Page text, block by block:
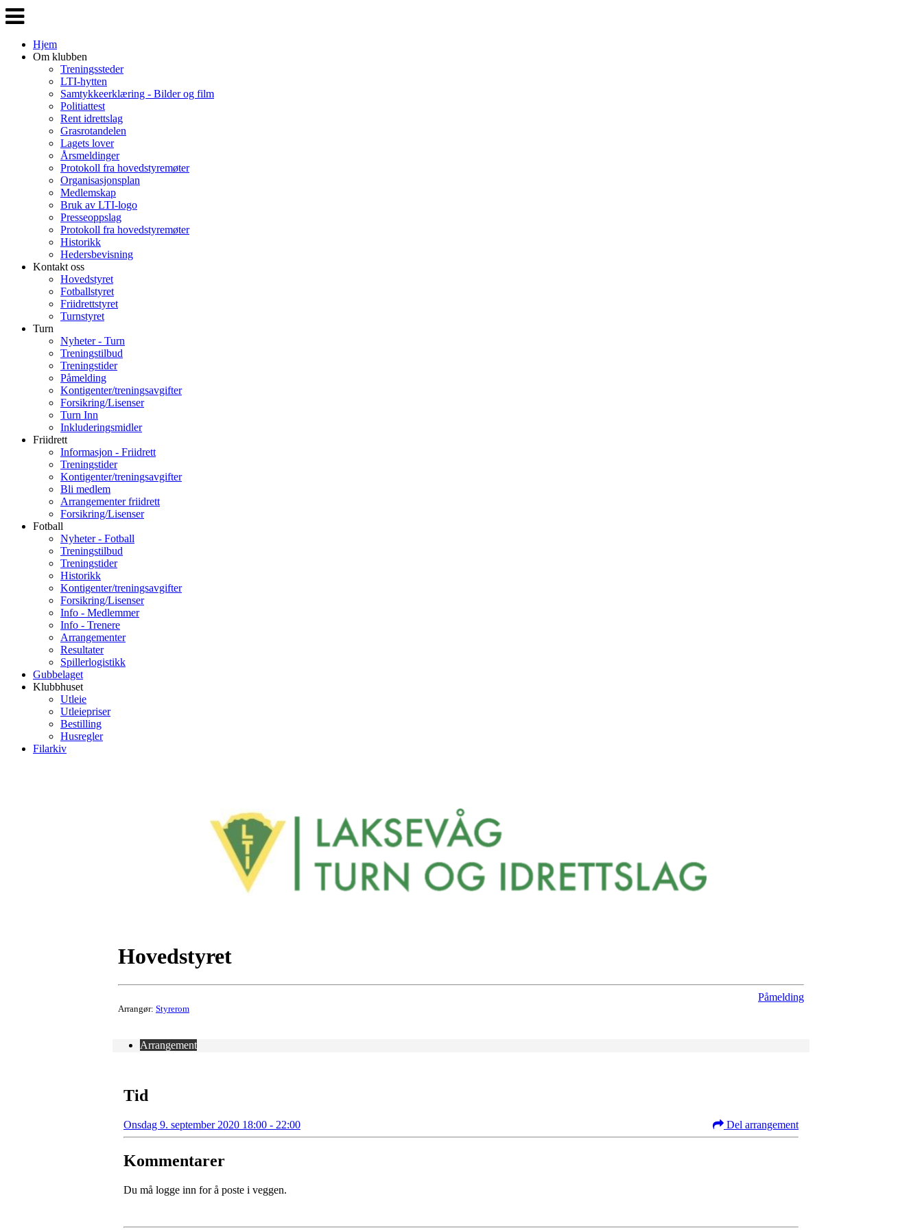
Veksle
navigasjon
Hjem
Om klubben
Treningssteder
LTI-hytten
Samtykkeerklæring - Bilder og film
Politiattest
Rent idrettslag
Grasrotandelen
Lagets lover
Årsmeldinger
Protokoll fra hovedstyremøter
Organisasjonsplan
Medlemskap
Bruk av LTI-logo
Presseoppslag
Protokoll fra hovedstyremøter
Historikk
Hedersbevisning
Kontakt oss
Hovedstyret
Fotballstyret
Friidrettstyret
Turnstyret
Turn
Nyheter - Turn
Treningstilbud
Treningstider
Påmelding
Kontigenter/treningsavgifter
Forsikring/Lisenser
Turn Inn
Inkluderingsmidler
Friidrett
Informasjon - Friidrett
Treningstider
Kontigenter/treningsavgifter
Bli medlem
Arrangementer friidrett
Forsikring/Lisenser
Fotball
Nyheter - Fotball
Treningstilbud
Treningstider
Historikk
Kontigenter/treningsavgifter
Forsikring/Lisenser
Info - Medlemmer
Info - Trenere
Arrangementer
Resultater
Spillerlogistikk
Gubbelaget
Klubbhuset
Utleie
Utleiepriser
Bestilling
Husregler
Filarkiv
Hovedstyret
Arrangør: Styrerom
Påmelding
Arrangement
Tid
Onsdag 9. september 2020 18:00 - 22:00 Del arrangement
Kommentarer
Du må logge inn for å poste i veggen.